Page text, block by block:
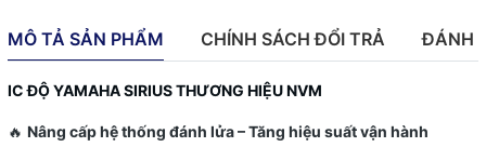
MÔ TẢ SẢN PHẨM CHÍNH SÁCH ĐỔI TRẢ ĐÁNH
IC ĐỘ YAMAHA SIRIUS THƯƠNG HIỆU NVM
🔥 Nâng cấp hệ thống đánh lửa – Tăng hiệu suất vận hành